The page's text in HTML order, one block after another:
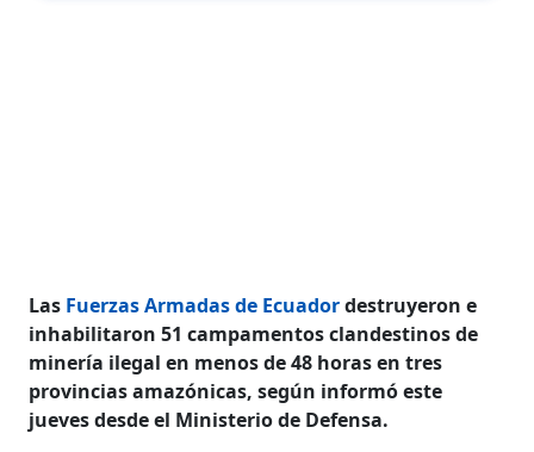
Las Fuerzas Armadas de Ecuadordestruyeron e
inhabilitaron 51 campamentos clandestinos de
minería ilegal en menos de 48 horas en tres
provincias amazónicas, según informó este
jueves desde el Ministerio de Defensa.